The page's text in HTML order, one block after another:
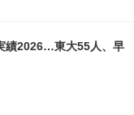
績2026…東大55人、早